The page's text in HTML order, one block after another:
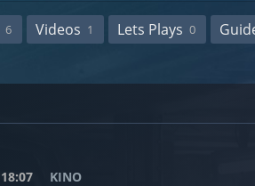
6 Videos 1 Lets Plays 0
18:07 KINO